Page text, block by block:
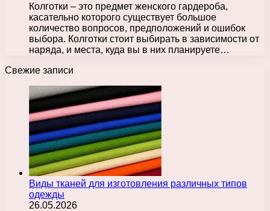
Колготки – это предмет женского гардероба,
касательно которого существует большое
количество вопросов, предположений и ошибок
выбора. Колготки стоит выбирать в зависимости от
наряда, и места, куда вы в них планируете…
Свежие записи
Виды тканей для изготовления различных типов
одежды
26.05.2026